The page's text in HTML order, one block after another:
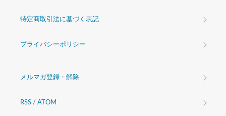
特定商取引法に基づく表記
プライバシーポリシー
メルマガ登録・解除
RSS / ATOM